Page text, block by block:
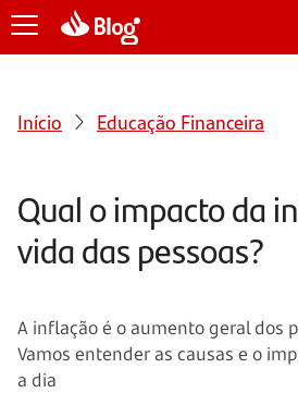
Início Educação Financeira
Qual o impacto da
vida das pessoas?
A inflação é o aumento geral dos
Vamos entender as causas e o
a dia